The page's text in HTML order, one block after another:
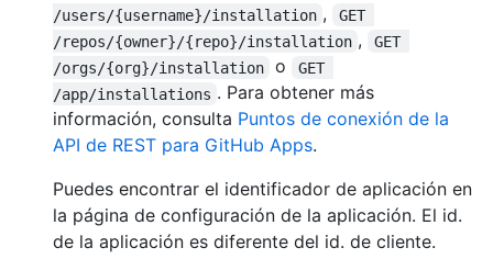
/users/{username}/installation ,
GET
/repos/{owner}/{repo}/installation ,
GET
/orgs/{org}/installation
o
GET
/app/installations . Para obtener más
información, consulta Puntos de conexión de la
API de REST para GitHub Apps.
Puedes encontrar el identificador de aplicación en
la página de configuración de la aplicación. El id.
de la aplicación es diferente del id. de cliente.